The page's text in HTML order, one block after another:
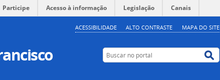
Participe Acesso à informação Legislação Canais
ACESSIBILIDADE ALTO CONTRASTE MAPA DO SITE
Buscar no portal